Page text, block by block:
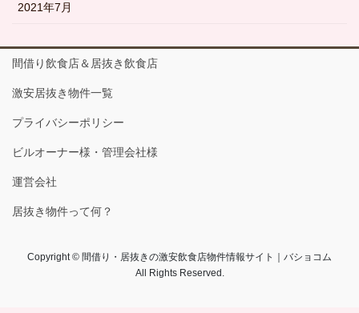
2021年7月
間借り飲食店＆居抜き飲食店
激安居抜き物件一覧
プライバシーポリシー
ビルオーナー様・管理会社様
運営会社
居抜き物件って何？
Copyright © 間借り・居抜きの激安飲食店物件情報サイト｜バショコム
All Rights Reserved.